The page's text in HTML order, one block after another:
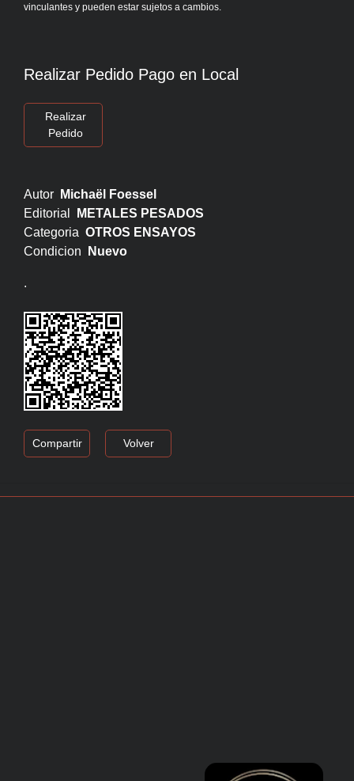
vinculantes y pueden estar sujetos a cambios.
Realizar Pedido Pago en Local
Realizar
Pedido
Autor
Michaël Foessel
Editorial
METALES PESADOS
Categoria OTROS ENSAYOS
Condicion
Nuevo
.
Compartir Volver